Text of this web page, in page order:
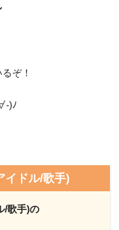
ぞ！
)ﾉ
イドル/歌手)
/歌手)の